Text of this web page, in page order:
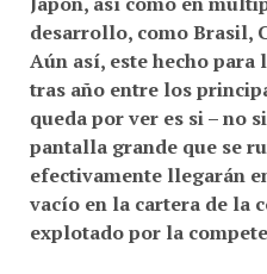
desarrollo, comoBrasil,
Aún así, este hecho para
tras año entre los
queda por ver es si – no
pantalla grande que se
efectivamente llegarán
vacío en la cartera de la
explotado por la